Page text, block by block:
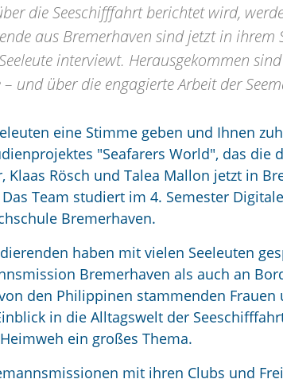
die Seeschifffahrt berichtet wird,
aus Bremerhaven sind jetzt in
interviewt. Herausgekommen
– und über die engagierte Arbeit der
eine Stimme geben und Ihnen
"Seafarers World", das die
Klaas Rösch und Talea Mallon jetzt in
Team studiert im 4. Semester
Bremerhaven.
haben mit vielen Seeleuten
Bremerhaven als auch an
den Philippinen stammenden Frauen
in die Alltagswelt der
ein großes Thema.
mit ihren Clubs und